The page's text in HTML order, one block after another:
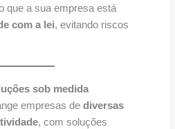
que a sua empresa está
com a lei, evitando riscos
sob medida
empresas de diversas
, com soluções